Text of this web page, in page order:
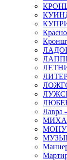
Лавра